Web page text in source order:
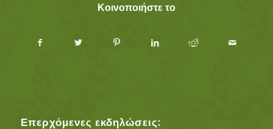
Κοινοποιήστε το
Επερχόμενες εκδηλώσεις: